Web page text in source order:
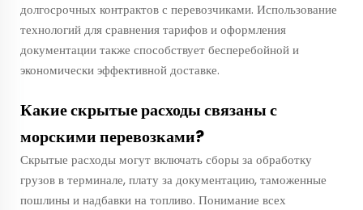
долгосрочных контрактов с перевозчиками. Использование
технологий для сравнения тарифов и оформления
документации также способствует бесперебойной и
экономически эффективной доставке.
Какие скрытые расходы связаны с
морскими перевозками?
Скрытые расходы могут включать сборы за обработку
грузов в терминале, плату за документацию, таможенные
пошлины и надбавки на топливо. Понимание всех